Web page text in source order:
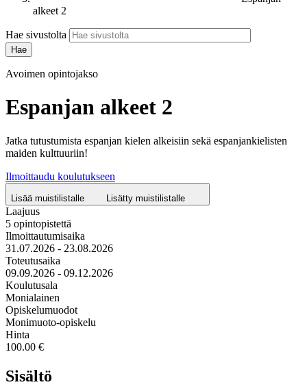
alkeet 2
Hae sivustolta
Avoimen opintojakso
Espanjan alkeet 2
Jatka tutustumista espanjan kielen alkeisiin sekä espanjankielisten
maiden kulttuuriin!
Ilmoittaudu koulutukseen
Lisää muistilistalle Lisätty muistilistalle
Laajuus
5 opintopistettä
Ilmoittautumisaika
31.07.2026 - 23.08.2026
Toteutusaika
09.09.2026 - 09.12.2026
Koulutusala
Monialainen
Opiskelumuodot
Monimuoto-opiskelu
Hinta
100.00 €
Sisältö